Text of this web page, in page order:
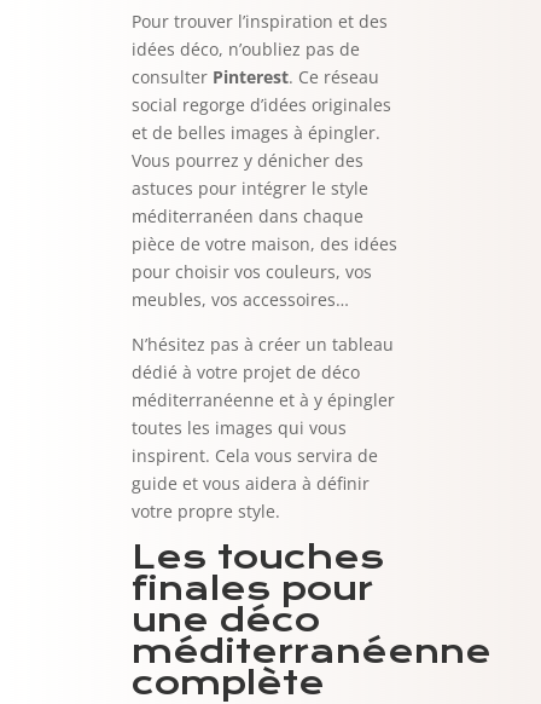
Pour trouver l’inspiration et des
idées déco, n’oubliez pas de
consulter Pinterest. Ce réseau
social regorge d’idées originales
et de belles images à épingler.
Vous pourrez y dénicher des
astuces pour intégrer le style
méditerranéen dans chaque
pièce de votre maison, des idées
pour choisir vos couleurs, vos
meubles, vos accessoires…
N’hésitez pas à créer un tableau
dédié à votre projet de déco
méditerranéenne et à y épingler
toutes les images qui vous
inspirent. Cela vous servira de
guide et vous aidera à définir
votre propre style.
Les touches
finales pour
une déco
méditerranéenne
complète